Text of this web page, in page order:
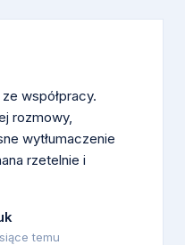
współpracy.
rozmowy,
wytłumaczenie
rzetelnie i
temu